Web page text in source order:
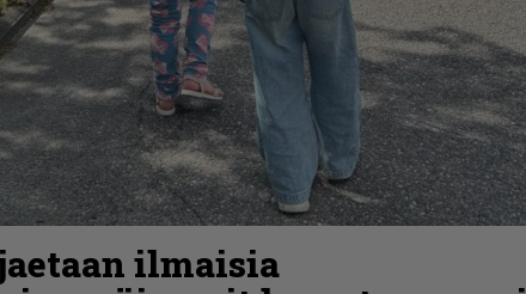
ilmaisia